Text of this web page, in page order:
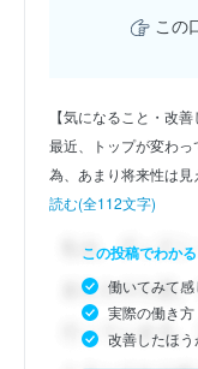
この
【気になること・改
最近、トップが変わ
為、あまり将来性は
読む(全112文字)
この投稿でわか
働いてみて感
実際の働き方
改善したほ